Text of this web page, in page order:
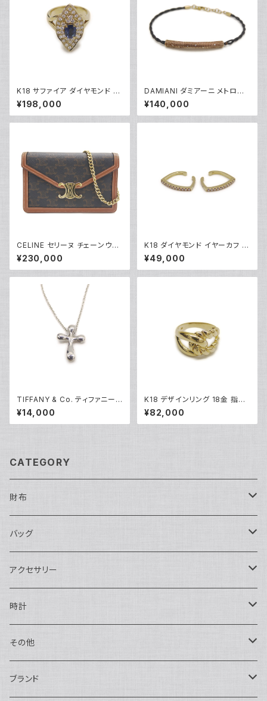
K18 サファイア ダイヤモンド デ
ザインリング 18金 指輪 12号 Y
05246
¥198,000
DAMIANI ダミアーニ メトロポ
リタンドリーム 6Pダイヤ ブレス
レット 18金 ピンクゴールド Y0
5086
¥140,000
CELINE セリーヌ チェーンウォ
レット マーゴ トリオンフキャンバ
ス ショルダーバッグ 10L462D
QB.04LU Y05229
¥230,000
K18 ダイヤモンド イヤーカフ 1
8金 Y05253
¥49,000
TIFFANY & Co. ティファニー
エルサペレッティ スモールクロ
ス ペンダント ネックレス シルバ
ー925 アズキチェーン Y0523
¥14,000
K18 デザインリング 18金 指輪
9号 Y05273
¥82,000
CATEGORY
財布
長財布
二つ折り
バッグ
ショルダーバッグ・ボディバッグ
ハンドバッグ・ポーチ
トートバッグ
バックパック・リュックサック
アクセサリー
ネックレス
指輪
ピアス・イヤリング
時計
アナログ・機械式
アナログ・クォーツ
その他
ペン・万年筆
ブランド